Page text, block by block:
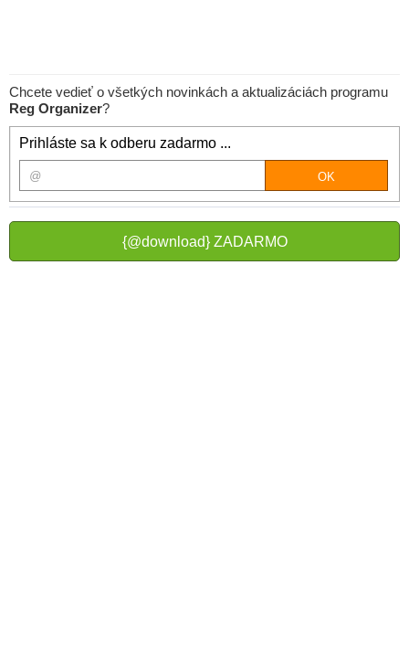
Chcete vedieť o všetkých novinkách a aktualizáciách programu
Reg Organizer?
Prihláste sa k odberu zadarmo ...
{@download} ZADARMO